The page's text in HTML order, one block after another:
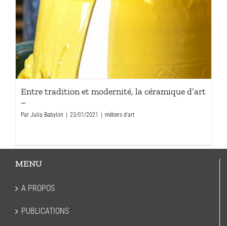
Entre tradition et modernité, la céramique d’art
…
Par Julia Babylon 23/01/2021 métiers d'art
MENU
A PROPOS
PUBLICATIONS